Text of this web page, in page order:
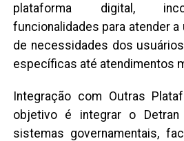
plataforma digital,
funcionalidades para atender a
de necessidades dos
específicas até atendimentos
Integração com Outras
objetivo é integrar o
sistemas governamentais,